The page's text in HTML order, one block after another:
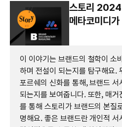
스토리 2024
메타코미디
이 이야기는 브랜드의 철학이 소
하며 전설이 되는지를 탐구해요.
포르쉐의 신화를 통해, 브랜드
되는지를 보여줍니다. 또한, 매거
를 통해 스토리가 브랜드의 본질
명해요. 좋은 브랜드란 개인적